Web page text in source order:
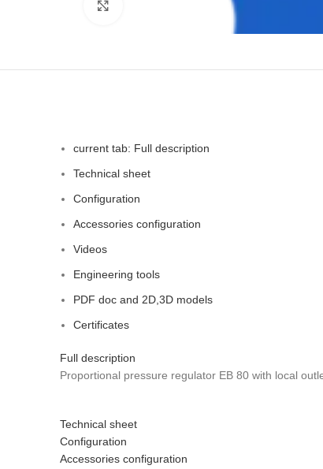
current tab: Full description
Technical sheet
Configuration
Accessories configuration
Videos
Engineering tools
PDF doc and 2D,3D models
Certificates
Full description
Proportional pressure regulator EB 80 with local
Technical sheet
Configuration
Accessories configuration